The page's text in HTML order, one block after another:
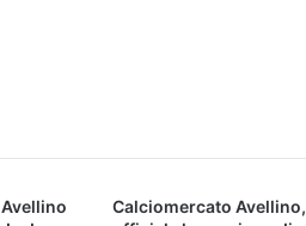
Calciomercato Avellino,